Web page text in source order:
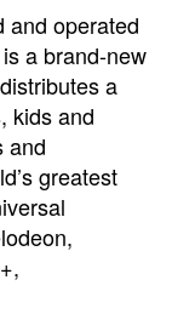
and operated
is a brand-new
a
, kids and
and
greatest
,
,